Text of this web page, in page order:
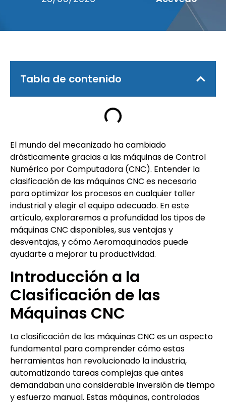
Tabla de contenido
El mundo del mecanizado ha cambiado
drásticamente gracias a las máquinas de Control
Numérico por Computadora (CNC). Entender la
clasificación de las máquinas CNC es necesario
para optimizar los procesos en cualquier taller
industrial y elegir el equipo adecuado. En este
artículo, exploraremos a profundidad los tipos de
máquinas CNC disponibles, sus ventajas y
desventajas, y cómo Aeromaquinados puede
ayudarte a mejorar tu productividad.
Introducción a la
Clasificación de las
Máquinas CNC
La clasificación de las máquinas CNC es un aspecto
fundamental para comprender cómo estas
herramientas han revolucionado la industria,
automatizando tareas complejas que antes
demandaban una considerable inversión de tiempo
y esfuerzo manual. Estas máquinas, controladas